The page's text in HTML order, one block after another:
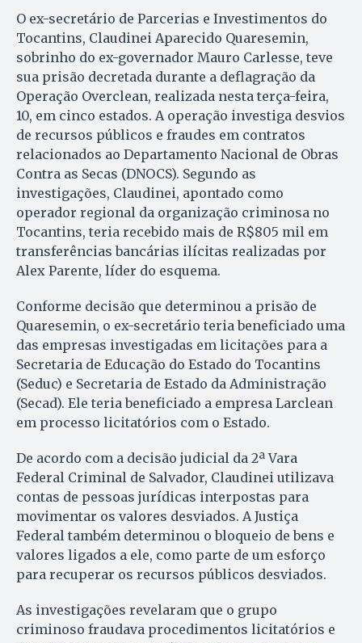
O ex-secretário de Parcerias e Investimentos do
Tocantins, Claudinei Aparecido Quaresemin,
sobrinho do ex-governador Mauro Carlesse, teve
sua prisão decretada durante a deflagração da
Operação Overclean, realizada nesta terça-feira,
10, em cinco estados. A operação investiga desvios
de recursos públicos e fraudes em contratos
relacionados ao Departamento Nacional de Obras
Contra as Secas (DNOCS). Segundo as
investigações, Claudinei, apontado como
operador regional da organização criminosa no
Tocantins, teria recebido mais de R$805 mil em
transferências bancárias ilícitas realizadas por
Alex Parente, líder do esquema.
Conforme decisão que determinou a prisão de
Quaresemin, o ex-secretário teria beneficiado uma
das empresas investigadas em licitações para a
Secretaria de Educação do Estado do Tocantins
(Seduc) e Secretaria de Estado da Administração
(Secad). Ele teria beneficiado a empresa Larclean
em processo licitatórios com o Estado.
De acordo com a decisão judicial da 2ª Vara
Federal Criminal de Salvador, Claudinei utilizava
contas de pessoas jurídicas interpostas para
movimentar os valores desviados. A Justiça
Federal também determinou o bloqueio de bens e
valores ligados a ele, como parte de um esforço
para recuperar os recursos públicos desviados.
As investigações revelaram que o grupo
criminoso fraudava procedimentos licitatórios e